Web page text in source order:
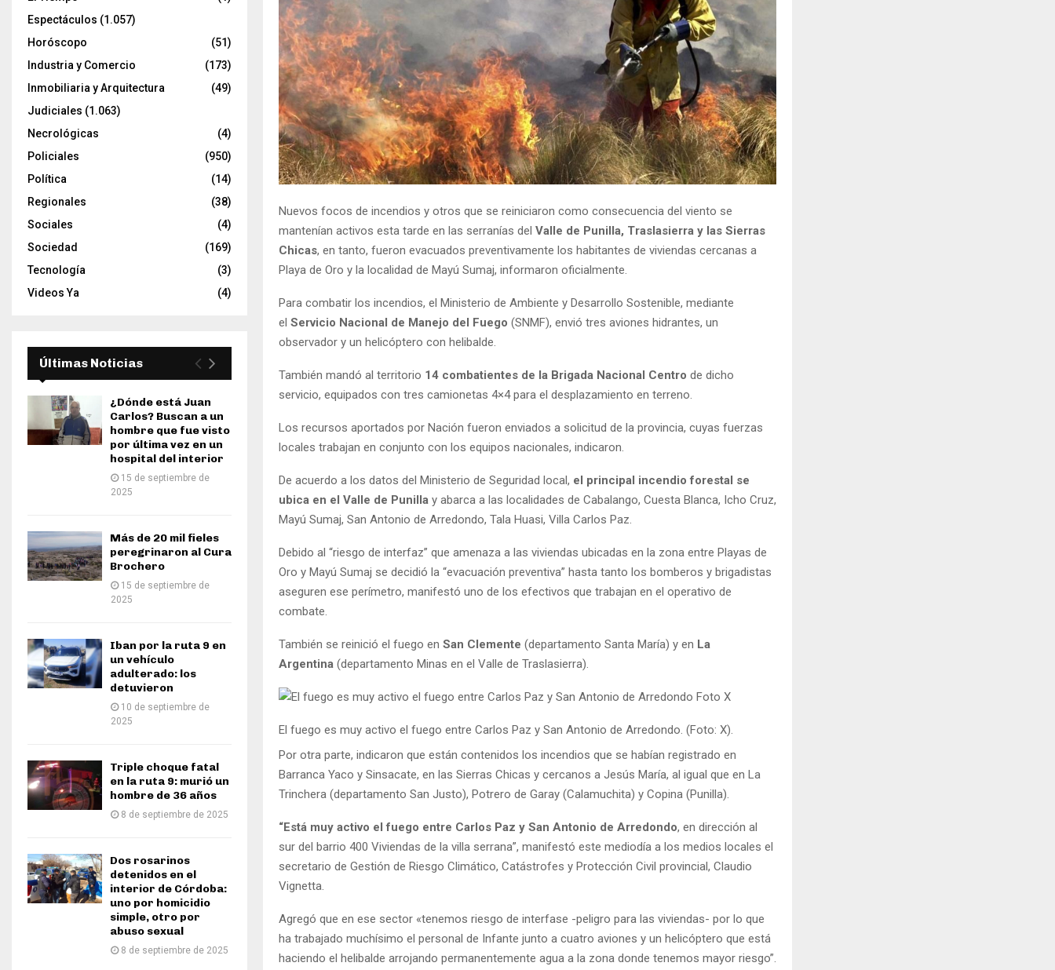
Nuevos focos de incendios y otros que se reiniciaron como consecuencia del viento se
mantenían activos esta tarde en las serranías del Valle de Punilla, Traslasierra y las Sierras
Chicas, en tanto, fueron evacuados preventivamente los habitantes de viviendas cercanas a
Playa de Oro y la localidad de Mayú Sumaj, informaron oficialmente.
Para combatir los incendios, el Ministerio de Ambiente y Desarrollo Sostenible, mediante
el Servicio Nacional de Manejo del Fuego (SNMF), envió tres aviones hidrantes, un
observador y un helicóptero con helibalde.
También mandó al territorio 14 combatientes de la Brigada Nacional Centro de dicho
servicio, equipados con tres camionetas 4×4 para el desplazamiento en terreno.
Los recursos aportados por Nación fueron enviados a solicitud de la provincia, cuyas fuerzas
locales trabajan en conjunto con los equipos nacionales, indicaron.
De acuerdo a los datos del Ministerio de Seguridad local, el principal incendio forestal se
ubica en el Valle de Punilla y abarca a las localidades de Cabalango, Cuesta Blanca, Icho Cruz,
Mayú Sumaj, San Antonio de Arredondo, Tala Huasi, Villa Carlos Paz.
Debido al “riesgo de interfaz” que amenaza a las viviendas ubicadas en la zona entre Playas de
Oro y Mayú Sumaj se decidió la “evacuación preventiva” hasta tanto los bomberos y brigadistas
aseguren ese perímetro, manifestó uno de los efectivos que trabajan en el operativo de
combate.
También se reinició el fuego en San Clemente (departamento Santa María) y en La
Argentina (departamento Minas en el Valle de Traslasierra).
El fuego es muy activo el fuego entre Carlos Paz y San Antonio de Arredondo. (Foto: X).
Por otra parte, indicaron que están contenidos los incendios que se habían registrado en
Barranca Yaco y Sinsacate, en las Sierras Chicas y cercanos a Jesús María, al igual que en La
Trinchera (departamento San Justo), Potrero de Garay (Calamuchita) y Copina (Punilla).
“Está muy activo el fuego entre Carlos Paz y San Antonio de Arredondo, en dirección al
sur del barrio 400 Viviendas de la villa serrana”, manifestó este mediodía a los medios locales el
secretario de Gestión de Riesgo Climático, Catástrofes y Protección Civil provincial, Claudio
Vignetta.
Agregó que en ese sector «tenemos riesgo de interfase -peligro para las viviendas- por lo que
ha trabajado muchísimo el personal de Infante junto a cuatro aviones y un helicóptero que está
haciendo el helibalde arrojando permanentemente agua a la zona donde tenemos mayor riesgo”.
Espectáculos (1.057)
Horóscopo
(51)
Industria y Comercio
(173)
Inmobiliaria y Arquitectura
(49)
Judiciales (1.063)
Necrológicas
(4)
Policiales
(950)
Política
(14)
Regionales
(38)
Sociales
(4)
Sociedad
(169)
Tecnología
(3)
Videos Ya
(4)
Últimas Noticias
¿Dónde está Juan
Carlos? Buscan a un
hombre que fue visto
por última vez en un
hospital del interior
15 de septiembre de
2025
Más de 20 mil fieles
peregrinaron al Cura
Brochero
15 de septiembre de
2025
Iban por la ruta 9 en
un vehículo
adulterado: los
detuvieron
10 de septiembre de
2025
Triple choque fatal
en la ruta 9: murió un
hombre de 36 años
8 de septiembre de 2025
Dos rosarinos
detenidos en el
interior de Córdoba:
uno por homicidio
simple, otro por
abuso sexual
8 de septiembre de 2025